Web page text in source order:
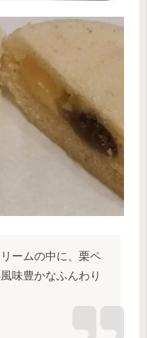
ームの中に、栗ペ
味豊かなふんわり